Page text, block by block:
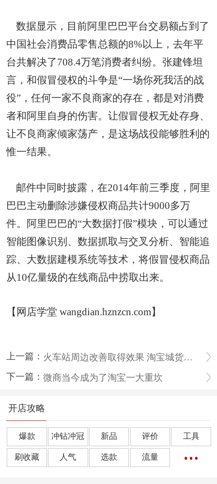
数据显示，目前阿里巴巴平台交易额占到了
中国社会消费品零售总额的8%以上，去年平
台共解决了708.4万笔消费者纠纷。张建锋坦
言，和假冒侵权的斗争是“一场你死我活的战
役”，任何一家不良商家的存在，都是对消费
者和阿里自身的伤害。让假冒侵权无处存身、
让不良商家倾家荡产，是这场战役能够胜利的
惟一结果。
邮件中同时披露，在2014年前三季度，阿里
巴巴主动删除涉嫌侵权商品共计9000多万
件。阿里巴巴的“大数据打假”模块，可以通过
智能图像识别、数据抓取与交叉分析、智能追
踪、大数据建模系统等技术，将假冒侵权商品
从10亿量级的在线商品中捞取出来。
【网店学堂 wangdian.hznzcn.com】
上一篇：
火车站周边改善取得效果 淘宝城货梯升级成客梯
下一篇：微商当今成为了淘宝一大重坎
开店攻略
爆款 冲钻冲冠 新品 评价 工具
刷收藏 人气 选款 流量